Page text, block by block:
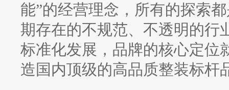
能”的经营理念，所有的探索
期存在的不规范、不透明的行
标准化发展，品牌的核心定位
造国内顶级的高品质整装标杆